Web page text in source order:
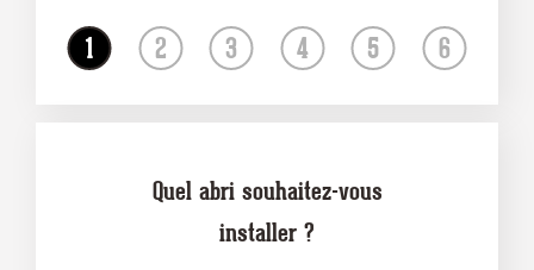
Quel abri souhaitez-vous
installer ?